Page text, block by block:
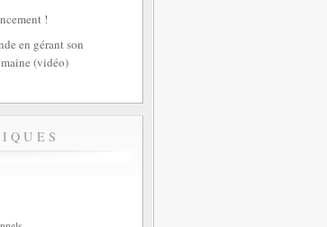
!
en gérant son
(vidéo)